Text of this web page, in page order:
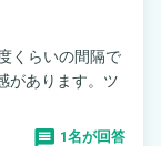
くらいの間隔で
があります。ツ
1名が回答